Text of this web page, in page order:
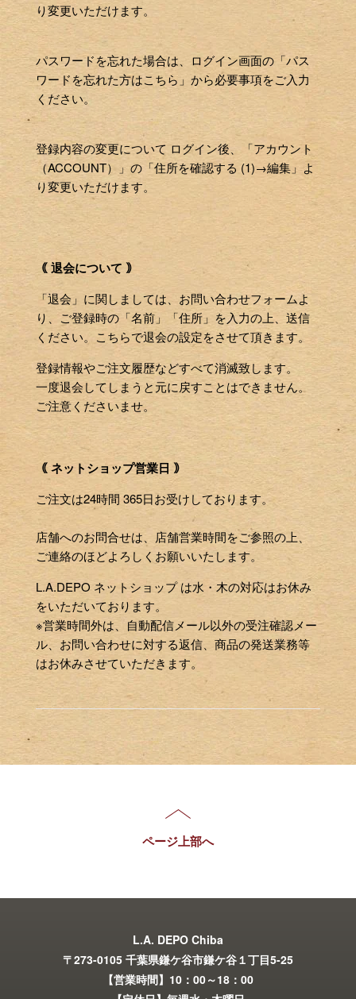
り変更いただけます。
パスワードを忘れた場合は、ログイン画面の「パス
ワードを忘れた方はこちら」から必要事項をご入力
ください。
登録内容の変更について ログイン後、「アカウント
（ACCOUNT）」の「住所を確認する (1)→編集」よ
り変更いただけます。
｟ 退会について ｠
「退会」に関しましては、お問い合わせフォームよ
り、ご登録時の「名前」「住所」を入力の上、送信
ください。こちらで退会の設定をさせて頂きます。
登録情報やご注文履歴などすべて消滅致します。
一度退会してしまうと元に戻すことはできません。
ご注意くださいませ。
｟ ネットショップ営業日 ｠
ご注文は24時間 365日お受けしております。
店舗へのお問合せは、店舗営業時間をご参照の上、
ご連絡のほどよろしくお願いいたします。
L.A.DEPO ネットショップ は水・木の対応はお休み
をいただいております。
※営業時間外は、自動配信メール以外の受注確認メー
ル、お問い合わせに対する返信、商品の発送業務等
はお休みさせていただきます。
ページ上部へ
L.A. DEPO Chiba
〒273-0105 千葉県鎌ケ谷市鎌ケ谷１丁目5-25
【営業時間】10：00～18：00